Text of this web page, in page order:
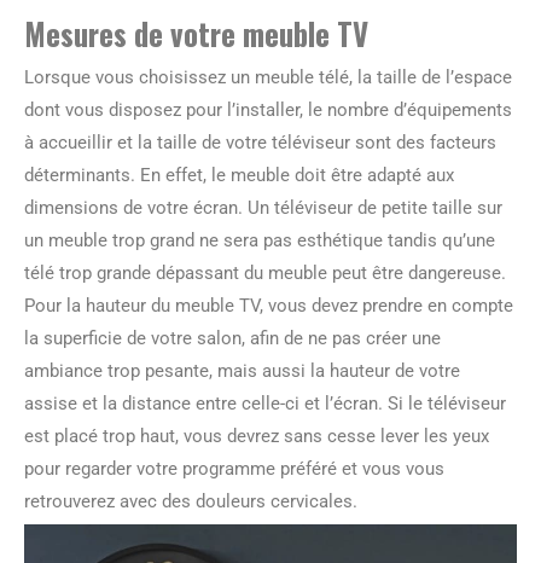
Mesures de votre meuble TV
Lorsque vous choisissez un meuble télé, la taille de l’espace
dont vous disposez pour l’installer, le nombre d’équipements
à accueillir et la taille de votre téléviseur sont des facteurs
déterminants. En effet, le meuble doit être adapté aux
dimensions de votre écran. Un téléviseur de petite taille sur
un meuble trop grand ne sera pas esthétique tandis qu’une
télé trop grande dépassant du meuble peut être dangereuse.
Pour la hauteur du meuble TV, vous devez prendre en compte
la superficie de votre salon, afin de ne pas créer une
ambiance trop pesante, mais aussi la hauteur de votre
assise et la distance entre celle-ci et l’écran. Si le téléviseur
est placé trop haut, vous devrez sans cesse lever les yeux
pour regarder votre programme préféré et vous vous
retrouverez avec des douleurs cervicales.